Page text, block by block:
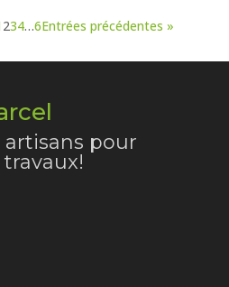
234…6Entrées précédentes »
pour